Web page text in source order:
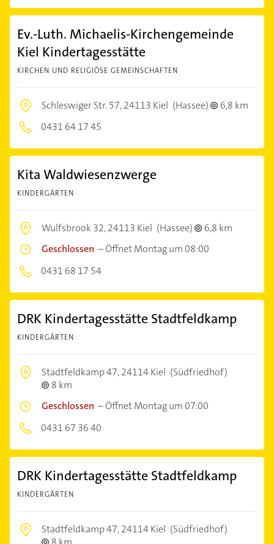
Ev.-Luth. Michaelis-Kirchengemeinde
Kiel Kindertagesstätte
KIRCHEN UND RELIGIÖSE GEMEINSCHAFTEN
Schleswiger Str. 57,24113 Kiel (Hassee)
6,8 km
0431 64 17 45
Kita Waldwiesenzwerge
KINDERGÄRTEN
Wulfsbrook 32,24113 Kiel (Hassee)
6,8 km
Geschlossen –Öffnet Montag um 08:00
0431 68 17 54
DRK Kindertagesstätte Stadtfeldkamp
KINDERGÄRTEN
Stadtfeldkamp 47,24114 Kiel (Südfriedhof)
8 km
Geschlossen –Öffnet Montag um 07:00
0431 67 36 40
DRK Kindertagesstätte Stadtfeldkamp
KINDERGÄRTEN
Stadtfeldkamp 47,24114 Kiel (Südfriedhof)